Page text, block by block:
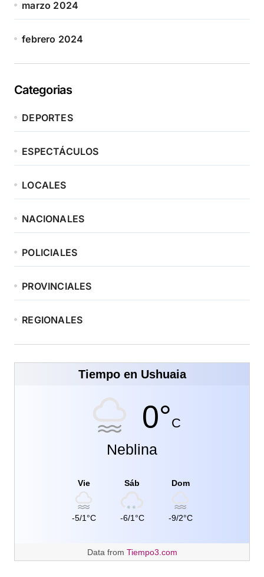
marzo 2024
febrero 2024
Categorias
DEPORTES
ESPECTÁCULOS
LOCALES
NACIONALES
POLICIALES
PROVINCIALES
REGIONALES
Tiempo en Ushuaia
0°C
Neblina
Vie
-5/1°C
Sáb
-6/1°C
Dom
-9/2°C
Data from Tiempo3.com